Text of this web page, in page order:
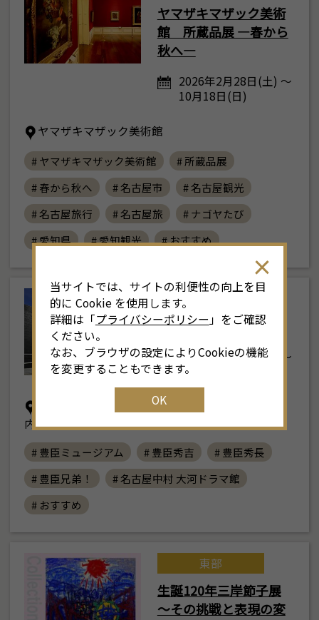
ヤマザキマザック美術
館 所蔵品展 ―春から
秋へ―
2026年2月28日(土) ～
10月18日(日)
ヤマザキマザック美術館
# ヤマザキマザック美術館
# 所蔵品展
# 春から秋へ
# 名古屋市
# 名古屋観光
# 名古屋旅行
# 名古屋旅
# ナゴヤたび
# 愛知県
# 愛知観光 # おすすめ
豊臣ミュージアム
2026年1月26日(月) ～
2027年1月11…
名古屋市中村区中村町木下屋敷23-1（中村公園
内）
# 豊臣ミュージアム # 豊臣秀吉
# 豊臣秀長
# 豊臣兄弟！
# 名古屋中村 大河ドラマ館
# おすすめ
東部
生誕120年三岸節子展
～その挑戦と表現の変
当サイトでは、サイトの利便性の向上を目
的に Cookie を使用します。
詳細は「プライバシーポリシー 」をご確認
ください。
なお、ブラウザの設定によりCookieの機能
を変更することもできます。
OK